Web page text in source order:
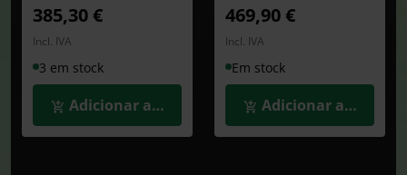
385,30 €
Incl. IVA
3 em stock
Adicionar ao Carrinho
469,90 €
Incl. IVA
Em stock
Adicionar ao